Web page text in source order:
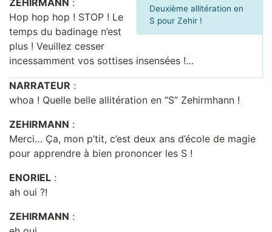
Deuxième allitération en
S pour Zehir !
ZEHIRMANN :
Hop hop hop ! STOP ! Le
temps du badinage n’est
plus ! Veuillez cesser
incessamment vos sottises insensées !…
NARRATEUR :
whoa ! Quelle belle allitération en “S” Zehirmhann !
ZEHIRMANN :
Merci… Ça, mon p’tit, c’est deux ans d’école de magie
pour apprendre à bien prononcer les S !
ENORIEL :
ah oui ?!
ZEHIRMANN :